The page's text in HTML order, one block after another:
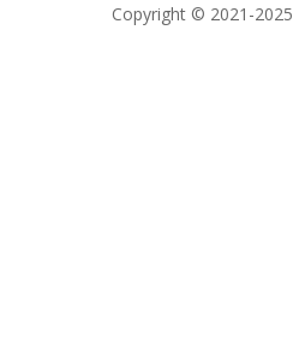
Copyright © 2021-2025